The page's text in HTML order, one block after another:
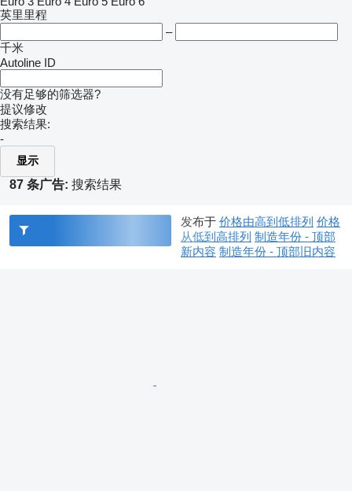
英里里程
–
千米
Autoline ID
没有足够的筛选器?
提议修改
搜索结果:
-
显示
87 条广告: 搜索结果
发布于 价格由高到低排列 价格
从低到高排列 制造年份 - 顶部
新内容 制造年份 - 顶部旧内容